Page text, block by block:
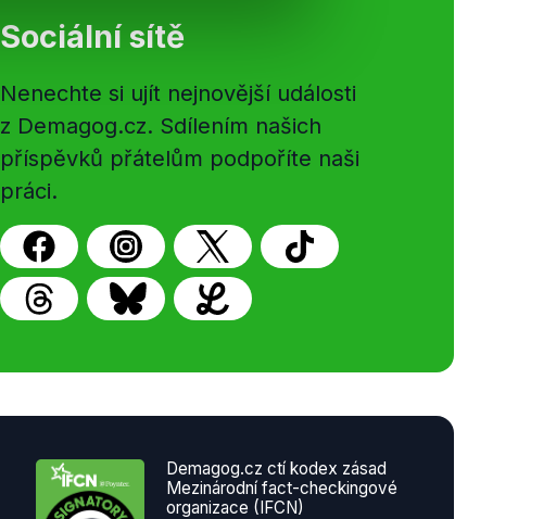
Sociální sítě
Nenechte si ujít nejnovější události
z Demagog.cz. Sdílením našich
příspěvků přátelům podpoříte naši
práci.
Demagog.cz ctí kodex zásad
Mezinárodní fact-checkingové
organizace (IFCN)